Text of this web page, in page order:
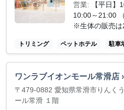
営業: 【平日】
10:00～21:00
※生体の販売は
トリミング ペットホテル 駐車
ワンラブイオンモール常滑店 ›
〒479-0882 愛知県常滑市りんく
ール常滑 １階